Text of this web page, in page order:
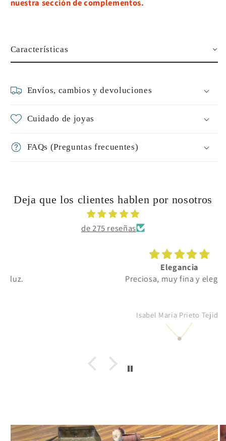
nuestra sección de complementos.
Características
Envíos, cambios y devoluciones
Cuidado de joyas
FAQs (Preguntas frecuentes)
Deja que los clientes hablen por nosotros
de 275 reseñas
Preciosa, muy fina y elegante
Isabel Maria Prieto Tejido